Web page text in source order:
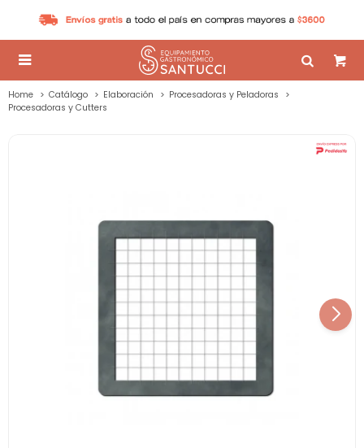

Home Catálogo Elaboración
Procesadoras y Peladoras
Procesadoras y Cutters